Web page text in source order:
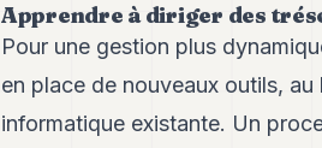
Apprendre à diriger des
Pour une gestion plus
en place de nouveaux outils,
informatique existante. Un